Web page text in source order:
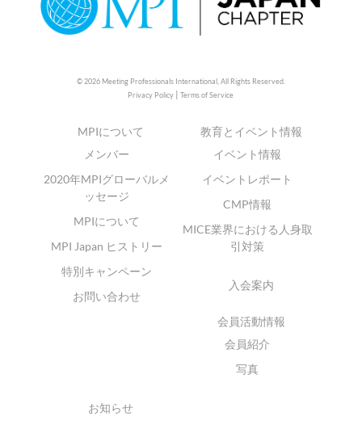
© 2026 Meeting Professionals International, All Rights Reserved.
Privacy Policy |Terms of Service
MPIについて
メンバー
2020年MPIグローバルメ
ッセージ
MPIについて
MPI Japan ヒストリー
特別キャンペーン
お問い合わせ
教育とイベント情報
イベント情報
イベントレポート
CMP情報
MICE業界における人身取
引対策
入会案内
会員活動情報
会員紹介
写真
お知らせ